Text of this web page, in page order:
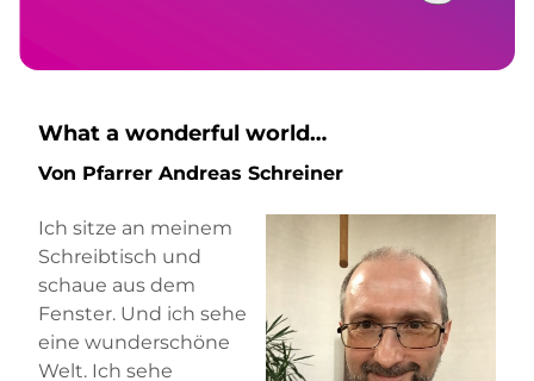
What a wonderful world…
Von Pfarrer Andreas Schreiner
Ich sitze an meinem
Schreibtisch und
schaue aus dem
Fenster. Und ich sehe
eine wunderschöne
Welt. Ich sehe